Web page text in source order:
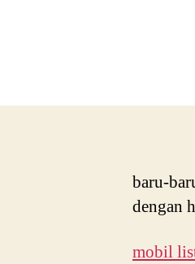
baru-
dengan
mobil